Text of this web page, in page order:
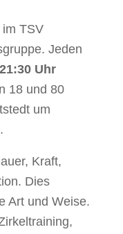
TSV
Jeden
Uhr
18 und 80
um
Kraft,
Dies
Art und Weise.